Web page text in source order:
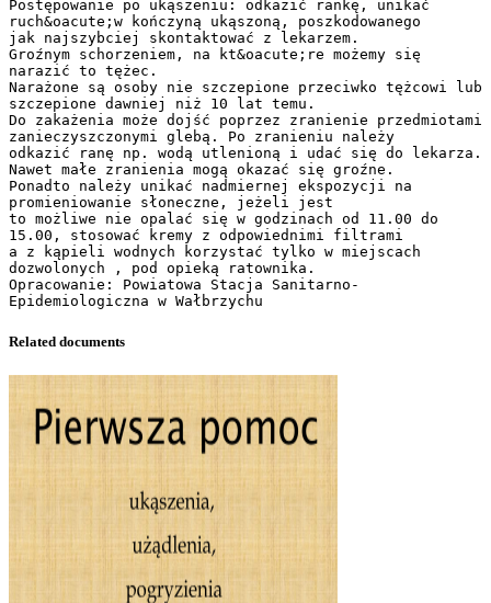
Postępowanie po ukąszeniu: odkazić rankę, unikać
ruch&oacute;w kończyną ukąszoną, poszkodowanego
jak najszybciej skontaktować z lekarzem.
Groźnym schorzeniem, na kt&oacute;re możemy się
narazić to tężec.
Narażone są osoby nie szczepione przeciwko tężcowi lub
szczepione dawniej niż 10 lat temu.
Do zakażenia może dojść poprzez zranienie przedmiotami
zanieczyszczonymi glebą. Po zranieniu należy
odkazić ranę np. wodą utlenioną i udać się do lekarza.
Nawet małe zranienia mogą okazać się groźne.
Ponadto należy unikać nadmiernej ekspozycji na
promieniowanie słoneczne, jeżeli jest
to możliwe nie opalać się w godzinach od 11.00 do
15.00, stosować kremy z odpowiednimi filtrami
a z kąpieli wodnych korzystać tylko w miejscach
dozwolonych , pod opieką ratownika.
Opracowanie: Powiatowa Stacja Sanitarno-
Related documents